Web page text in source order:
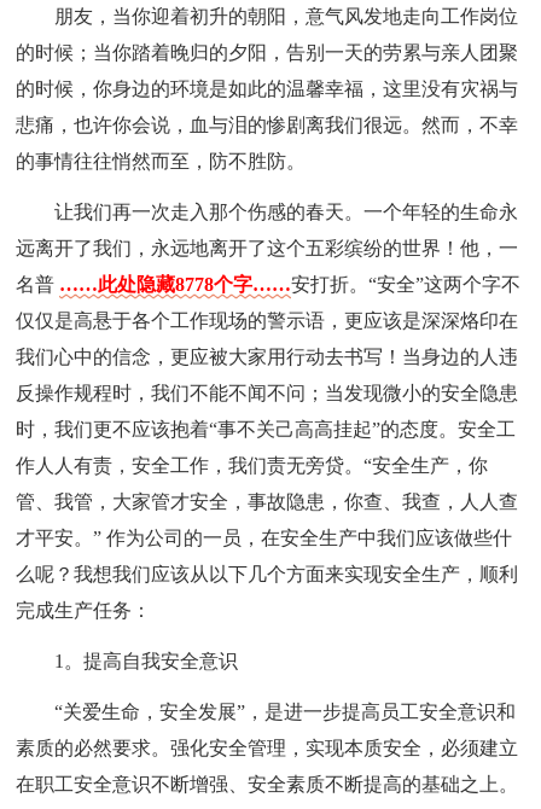
朋友，当你迎着初升的朝阳，意气风发地走向工作岗位
的时候；当你踏着晚归的夕阳，告别一天的劳累与亲人团聚
的时候，你身边的环境是如此的温馨幸福，这里没有灾祸与
悲痛，也许你会说，血与泪的惨剧离我们很远。然而，不幸
的事情往往悄然而至，防不胜防。
让我们再一次走入那个伤感的春天。一个年轻的生命永
远离开了我们，永远地离开了这个五彩缤纷的世界！他，一
名普 ……此处隐藏8778个字……安打折。“安全”这两个字不
仅仅是高悬于各个工作现场的警示语，更应该是深深烙印在
我们心中的信念，更应被大家用行动去书写！当身边的人违
反操作规程时，我们不能不闻不问；当发现微小的安全隐患
时，我们更不应该抱着“事不关己高高挂起”的态度。安全工
作人人有责，安全工作，我们责无旁贷。“安全生产，你
管、我管，大家管才安全，事故隐患，你查、我查，人人查
才平安。” 作为公司的一员，在安全生产中我们应该做些什
么呢？我想我们应该从以下几个方面来实现安全生产，顺利
完成生产任务：
1。提高自我安全意识
“关爱生命，安全发展”，是进一步提高员工安全意识和
素质的必然要求。强化安全管理，实现本质安全，必须建立
在职工安全意识不断增强、安全素质不断提高的基础之上。